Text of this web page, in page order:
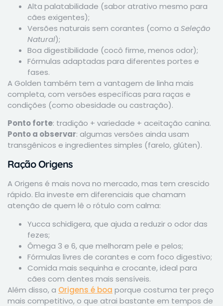
Alta palatabilidade (sabor atrativo mesmo para
cães exigentes);
Versões naturais sem corantes (como a Seleção
Natural);
Boa digestibilidade (cocô firme, menos odor);
Fórmulas adaptadas para diferentes portes e
fases.
A Golden também tem a vantagem de linha mais
completa, com versões específicas para raças e
condições (como obesidade ou castração).
Ponto forte: tradição + variedade + aceitação canina.
Ponto a observar: algumas versões ainda usam
transgênicos e ingredientes simples (farelo, glúten).
Ração Origens
A Origens é mais nova no mercado, mas tem crescido
rápido. Ela investe em diferenciais que chamam
atenção de quem lê o rótulo com calma:
Yucca schidigera, que ajuda a reduzir o odor das
fezes;
Ômega 3 e 6, que melhoram pele e pelos;
Fórmulas livres de corantes e com foco digestivo;
Comida mais sequinha e crocante, ideal para
cães com dentes mais sensíveis.
Além disso, a Origens é boa porque costuma ter preço
mais competitivo, o que atrai bastante em tempos de